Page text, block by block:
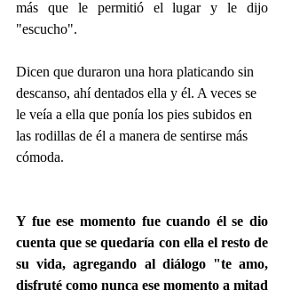
más que le permitió el lugar y le dijo
"escucho".
Dicen que duraron una hora platicando sin
descanso, ahí dentados ella y él. A veces se
le veía a ella que ponía los pies subidos en
las rodillas de él a manera de sentirse más
cómoda.
Y fue ese momento fue cuando él se dio
cuenta que se quedaría con ella el resto de
su vida, agregando al diálogo "te amo,
disfruté como nunca ese momento a mitad